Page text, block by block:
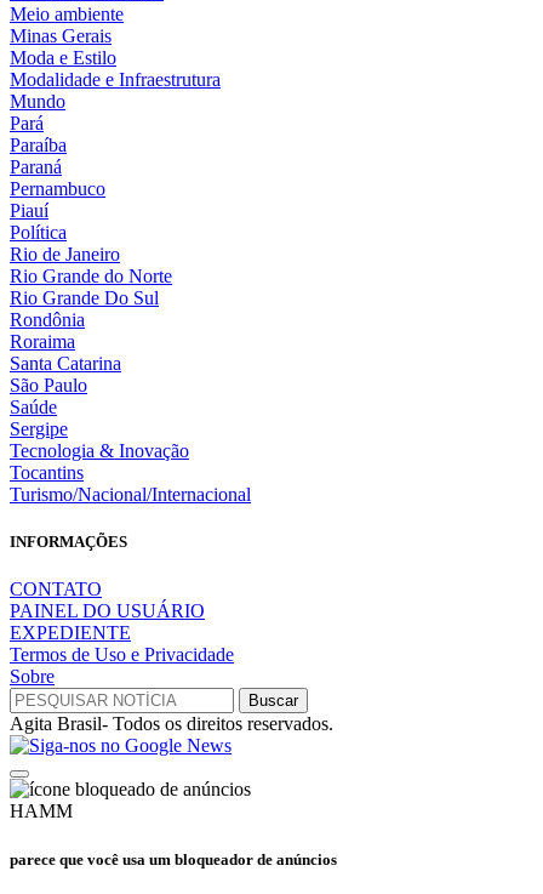
Meio ambiente
Minas Gerais
Moda e Estilo
Modalidade e Infraestrutura
Mundo
Pará
Paraíba
Paraná
Pernambuco
Piauí
Política
Rio de Janeiro
Rio Grande do Norte
Rio Grande Do Sul
Rondônia
Roraima
Santa Catarina
São Paulo
Saúde
Sergipe
Tecnologia & Inovação
Tocantins
Turismo/Nacional/Internacional
INFORMAÇÕES
CONTATO
PAINEL DO USUÁRIO
EXPEDIENTE
Termos de Uso e Privacidade
Sobre
Agita Brasil- Todos os direitos reservados.
HAMM
parece que você usa um bloqueador de anúncios